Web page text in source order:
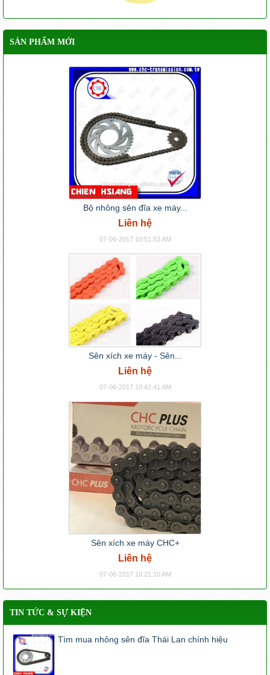
SẢN PHẨM MỚI
Bộ nhông sên đĩa xe máy...
Liên hệ
07-06-2017 10:51:53 AM
Sên xích xe máy - Sên...
Liên hệ
07-06-2017 10:42:41 AM
Sên xích xe máy CHC+
Liên hệ
07-06-2017 10:21:10 AM
TIN TỨC & SỰ KIỆN
Tìm mua nhông sên đĩa Thái Lan chính hiệu